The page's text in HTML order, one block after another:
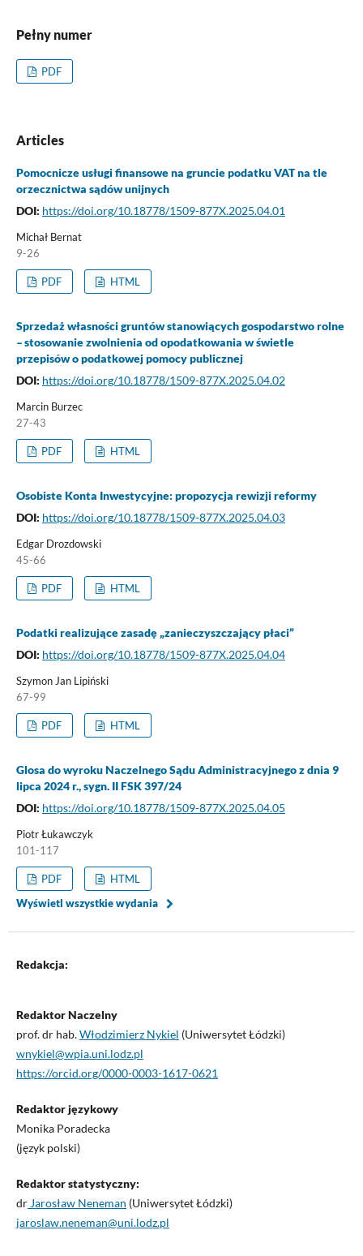
Pełny numer
PDF
Articles
Pomocnicze usługi finansowe na gruncie podatku VAT na tle
orzecznictwa sądów unijnych
DOI: https://doi.org/10.18778/1509-877X.2025.04.01
Michał Bernat
9-26
PDF HTML
Sprzedaż własności gruntów stanowiących gospodarstwo rolne
– stosowanie zwolnienia od opodatkowania w świetle
przepisów o podatkowej pomocy publicznej
DOI: https://doi.org/10.18778/1509-877X.2025.04.02
Marcin Burzec
27-43
PDF HTML
Osobiste Konta Inwestycyjne: propozycja rewizji reformy
DOI: https://doi.org/10.18778/1509-877X.2025.04.03
Edgar Drozdowski
45-66
PDF HTML
Podatki realizujące zasadę „zanieczyszczający płaci”
DOI: https://doi.org/10.18778/1509-877X.2025.04.04
Szymon Jan Lipiński
67-99
PDF HTML
Glosa do wyroku Naczelnego Sądu Administracyjnego z dnia 9
lipca 2024 r., sygn. II FSK 397/24
DOI: https://doi.org/10.18778/1509-877X.2025.04.05
Piotr Łukawczyk
101-117
PDF
HTML
Wyświetl wszystkie wydania
Redakcja:
Redaktor Naczelny
prof. dr hab.Włodzimierz Nykiel (Uniwersytet Łódzki)
wnykiel@wpia.uni.lodz.pl
https://orcid.org/0000-0003-1617-0621
Redaktor językowy
Monika Poradecka
(język polski)
Redaktor statystyczny:
drJarosław Neneman (Uniwersytet Łódzki)
jaroslaw.neneman@uni.lodz.pl